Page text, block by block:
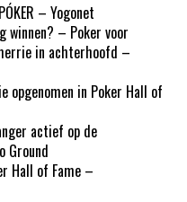
– Yogonet
winnen? – Poker voor
in achterhoofd –
opgenomen in Poker Hall of
actief op de
Ground
Hall of Fame –